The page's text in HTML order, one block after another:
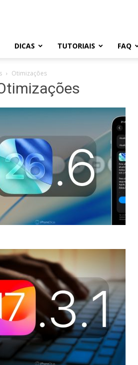
DICAS TUTORIAIS FAQ
Otimizações